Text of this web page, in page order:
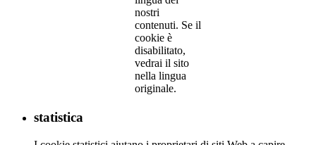
nostri
contenuti. Se il
cookie è
disabilitato,
vedrai il sito
nella lingua
originale.
statistica